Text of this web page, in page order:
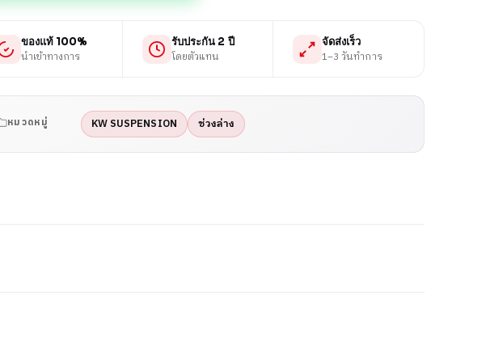
ของแท้ 100%
นำเข้าทางการ
รับประกัน 2 ปี
โดยตัวแทน
จัดส่งเร็ว
1–3 วันทำการ
หมวดหมู่ KW SUSPENSION ช่วงล่าง